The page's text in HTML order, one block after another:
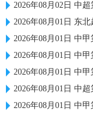
2026年08月02日 中
2026年08月01日 东
2026年08月01日 中
2026年08月01日 中
2026年08月01日 中
2026年08月01日 中
2026年08月01日 中